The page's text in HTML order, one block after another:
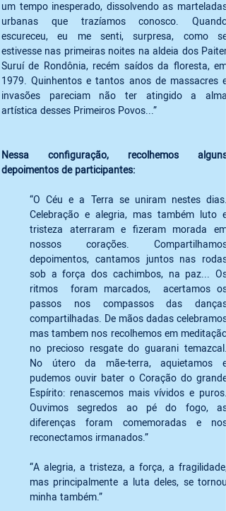
um tempo inesperado, dissolvendo as marteladas
urbanas que trazíamos conosco. Quando
escureceu, eu me senti, surpresa, como se
estivesse nas primeiras noites na aldeia dos Paiter
Suruí de Rondônia, recém saídos da floresta, em
1979. Quinhentos e tantos anos de massacres e
invasões pareciam não ter atingido a alma
artística desses Primeiros Povos...”
Nessa configuração, recolhemos alguns
depoimentos de participantes:
“O Céu e a Terra se uniram nestes dias.
Celebração e alegria, mas também luto e
tristeza aterraram e fizeram morada em
nossos corações. Compartilhamos
depoimentos, cantamos juntos nas rodas
sob a força dos cachimbos, na paz... Os
ritmos  foram marcados,  acertamos os
passos nos compassos das danças
compartilhadas. De mãos dadas celebramos
mas tambem nos recolhemos em meditação
no precioso resgate do guarani temazcal.
No útero da mãe-terra, aquietamos e
pudemos ouvir bater o Coração do grande
Espírito: renascemos mais vívidos e puros.
Ouvimos segredos ao pé do fogo, as
diferenças foram comemoradas e nos
reconectamos irmanados.”
“A alegria, a tristeza, a força, a fragilidade,
mas principalmente a luta deles, se tornou
minha também.”